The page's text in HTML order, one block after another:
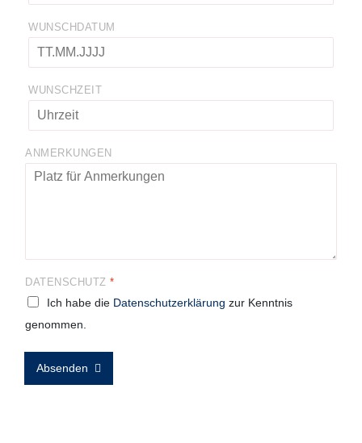
WUNSCHDATUM
WUNSCHZEIT
ANMERKUNGEN
DATENSCHUTZ *
Ich habe die Datenschutzerklärung zur Kenntnis
genommen.
Absenden